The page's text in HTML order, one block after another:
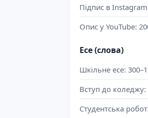
Підпис в
Опис у YouTube:
Есе (слова)
Шкільне есе:
Вступ до коледжу:
Студентська